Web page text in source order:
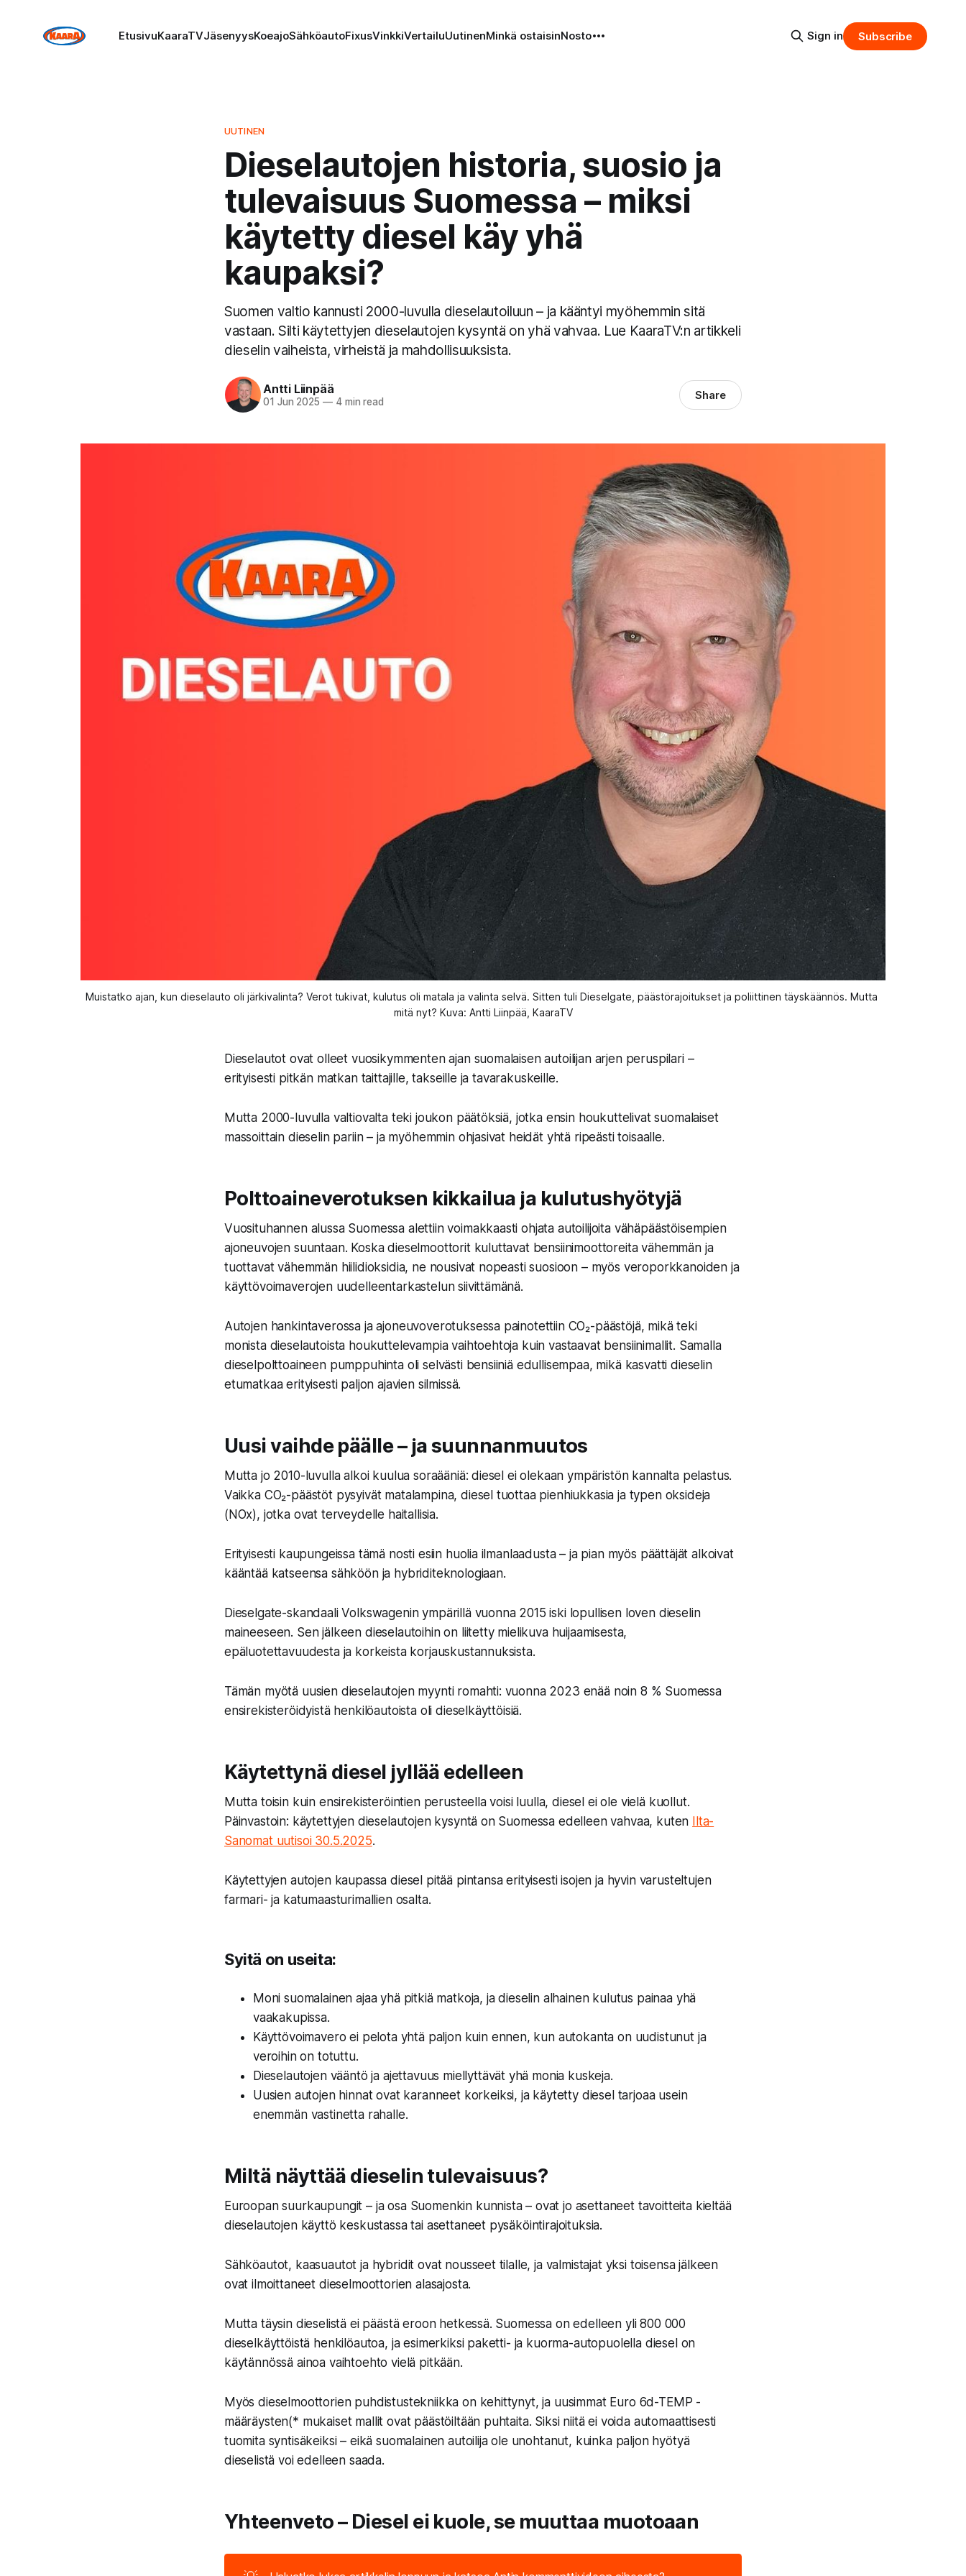
EtusivuKaaraTVJäsenyysKoeajoSähköautoFixusVinkkiVertailuUutinenMinkä ostaisinNosto Sign in Subscribe
UUTINEN
Dieselautojen historia, suosio ja
tulevaisuus Suomessa – miksi
käytetty diesel käy yhä
kaupaksi?
Suomen valtio kannusti 2000-luvulla dieselautoiluun – ja kääntyi myöhemmin sitä
vastaan. Silti käytettyjen dieselautojen kysyntä on yhä vahvaa. Lue KaaraTV:n artikkeli
dieselin vaiheista, virheistä ja mahdollisuuksista.
Antti Liinpää
01 Jun 2025 —4 min read Share
Muistatko ajan, kun dieselauto oli järkivalinta? Verot tukivat, kulutus oli matala ja valinta selvä. Sitten tuli Dieselgate, päästörajoitukset ja poliittinen täyskäännös. Mutta
mitä nyt? Kuva: Antti Liinpää, KaaraTV
Dieselautot ovat olleet vuosikymmenten ajan suomalaisen autoilijan arjen peruspilari –
erityisesti pitkän matkan taittajille, takseille ja tavarakuskeille.
Mutta 2000-luvulla valtiovalta teki joukon päätöksiä, jotka ensin houkuttelivat suomalaiset
massoittain dieselin pariin – ja myöhemmin ohjasivat heidät yhtä ripeästi toisaalle.
Polttoaineverotuksen kikkailua ja kulutushyötyjä
Vuosituhannen alussa Suomessa alettiin voimakkaasti ohjata autoilijoita vähäpäästöisempien
ajoneuvojen suuntaan. Koska dieselmoottorit kuluttavat bensiinimoottoreita vähemmän ja
tuottavat vähemmän hiilidioksidia, ne nousivat nopeasti suosioon – myös veroporkkanoiden ja
käyttövoimaverojen uudelleentarkastelun siivittämänä.
Autojen hankintaverossa ja ajoneuvoverotuksessa painotettiin CO₂-päästöjä, mikä teki
monista dieselautoista houkuttelevampia vaihtoehtoja kuin vastaavat bensiinimallit. Samalla
dieselpolttoaineen pumppuhinta oli selvästi bensiiniä edullisempaa, mikä kasvatti dieselin
etumatkaa erityisesti paljon ajavien silmissä.
Uusi vaihde päälle – ja suunnanmuutos
Mutta jo 2010-luvulla alkoi kuulua soraääniä: diesel ei olekaan ympäristön kannalta pelastus.
Vaikka CO₂-päästöt pysyivät matalampina, diesel tuottaa pienhiukkasia ja typen oksideja
(NOx), jotka ovat terveydelle haitallisia.
Erityisesti kaupungeissa tämä nosti esiin huolia ilmanlaadusta – ja pian myös päättäjät alkoivat
kääntää katseensa sähköön ja hybriditeknologiaan.
Dieselgate-skandaali Volkswagenin ympärillä vuonna 2015 iski lopullisen loven dieselin
maineeseen. Sen jälkeen dieselautoihin on liitetty mielikuva huijaamisesta,
epäluotettavuudesta ja korkeista korjauskustannuksista.
Tämän myötä uusien dieselautojen myynti romahti: vuonna 2023 enää noin 8 % Suomessa
ensirekisteröidyistä henkilöautoista oli dieselkäyttöisiä.
Käytettynä diesel jyllää edelleen
Mutta toisin kuin ensirekisteröintien perusteella voisi luulla, diesel ei ole vielä kuollut.
Päinvastoin: käytettyjen dieselautojen kysyntä on Suomessa edelleen vahvaa, kuten Ilta-
Sanomat uutisoi 30.5.2025.
Käytettyjen autojen kaupassa diesel pitää pintansa erityisesti isojen ja hyvin varusteltujen
farmari- ja katumaasturimallien osalta.
Syitä on useita:
Moni suomalainen ajaa yhä pitkiä matkoja, ja dieselin alhainen kulutus painaa yhä
vaakakupissa.
Käyttövoimavero ei pelota yhtä paljon kuin ennen, kun autokanta on uudistunut ja
veroihin on totuttu.
Dieselautojen vääntö ja ajettavuus miellyttävät yhä monia kuskeja.
Uusien autojen hinnat ovat karanneet korkeiksi, ja käytetty diesel tarjoaa usein
enemmän vastinetta rahalle.
Miltä näyttää dieselin tulevaisuus?
Euroopan suurkaupungit – ja osa Suomenkin kunnista – ovat jo asettaneet tavoitteita kieltää
dieselautojen käyttö keskustassa tai asettaneet pysäköintirajoituksia.
Sähköautot, kaasuautot ja hybridit ovat nousseet tilalle, ja valmistajat yksi toisensa jälkeen
ovat ilmoittaneet dieselmoottorien alasajosta.
Mutta täysin dieselistä ei päästä eroon hetkessä. Suomessa on edelleen yli 800 000
dieselkäyttöistä henkilöautoa, ja esimerkiksi paketti- ja kuorma-autopuolella diesel on
käytännössä ainoa vaihtoehto vielä pitkään.
Myös dieselmoottorien puhdistustekniikka on kehittynyt, ja uusimmat Euro 6d-TEMP -
määräysten(* mukaiset mallit ovat päästöiltään puhtaita. Siksi niitä ei voida automaattisesti
tuomita syntisäkeiksi – eikä suomalainen autoilija ole unohtanut, kuinka paljon hyötyä
dieselistä voi edelleen saada.
Yhteenveto – Diesel ei kuole, se muuttaa muotoaan